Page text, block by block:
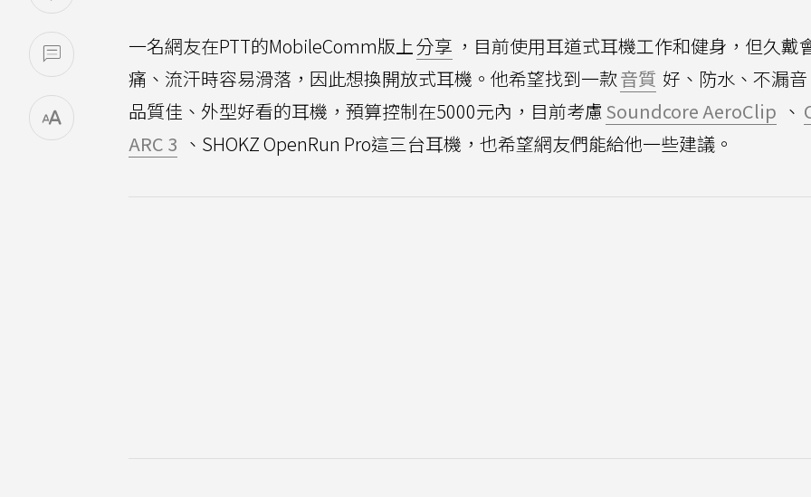
一名網友在PTT的MobileComm版上分享 ，目前使用耳道式耳機工作和健身，但久戴
痛、流汗時容易滑落，因此想換開放式耳機。他希望找到一款音質 好、防水、不漏
品質佳、外型好看的耳機，預算控制在5000元內，目前考慮Soundcore AeroClip 、
ARC 3 、SHOKZ OpenRun Pro這三台耳機，也希望網友們能給他一些建議。